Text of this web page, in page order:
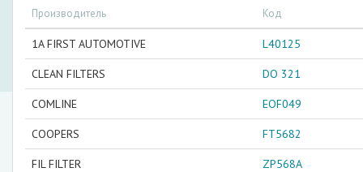
Производитель Код
1A FIRST AUTOMOTIVE L40125
CLEAN FILTERS DO 321
COMLINE EOF049
COOPERS FT5682
FIL FILTER ZP568A